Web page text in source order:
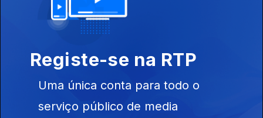
Registe-se na RTP
Uma única conta para todo o
serviço público de media